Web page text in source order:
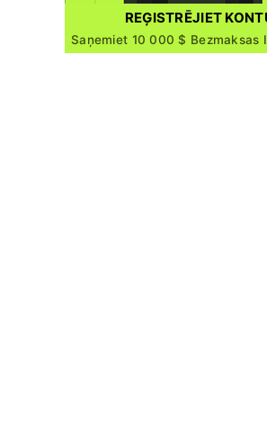
REĢISTRĒJIET
Saņemiet 10 000 $ Bezmaksas